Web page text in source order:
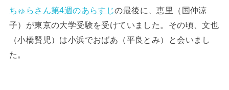
ちゅらさん第4週のあらすじの最後に、恵里（国仲涼
子）が東京の大学受験を受けていました。その頃、文也
（小橋賢児）は小浜でおばあ（平良とみ）と会いまし
た。